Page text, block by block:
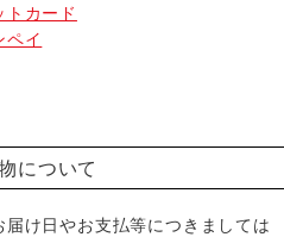
トカード
ペイ
について
届け日やお支払等につきましては